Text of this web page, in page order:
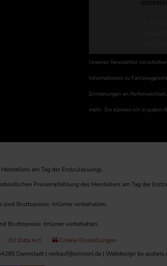
Unseren Newsletter
Informationen zu
Erinnerungen an
mehr. Sie können ich in jedem
am Tag der Erstzulassung).
Preisempfehlung des Herstellers am Tag der
Bruttopreise. Irrtümer vorbehalten.
Bruttopreise. Irrtümer vorbehalten.
EU Data Act
Cookie Einstellungen
Darmstadt | verkauf@prinzert.de | Webdesign by